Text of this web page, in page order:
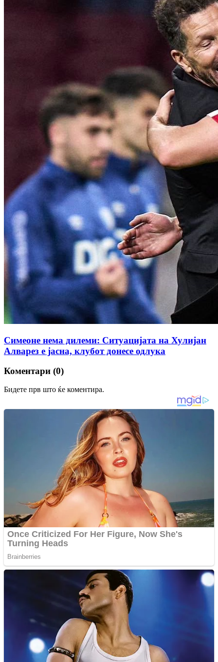
Симеоне нема дилеми: Ситуацијата на Хулијан
Алварез е јасна, клубот донесе одлука
Коментари (0)
Бидете прв што ќе коментира.